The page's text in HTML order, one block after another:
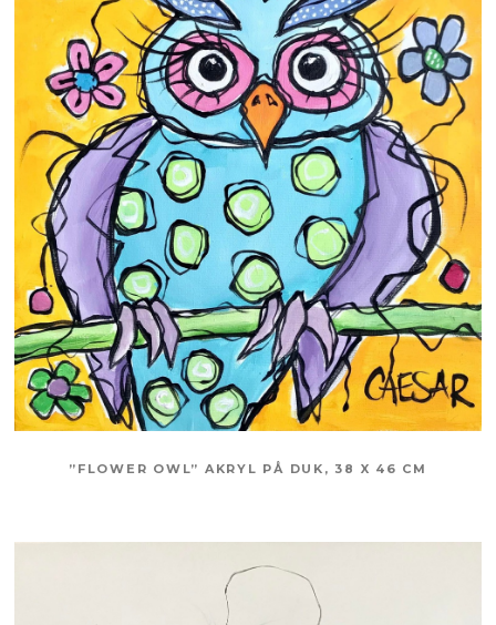
”FLOWER OWL” AKRYL PÅ DUK, 38 X 46 CM